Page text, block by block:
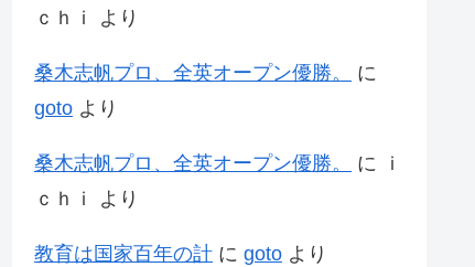
ｃｈｉ
より
桑木志帆プロ、全英オープン優勝。
に
goto より
桑木志帆プロ、全英オープン優勝。 に
ｉ
ｃｈｉ
より
教育は国家百年の計 に goto より